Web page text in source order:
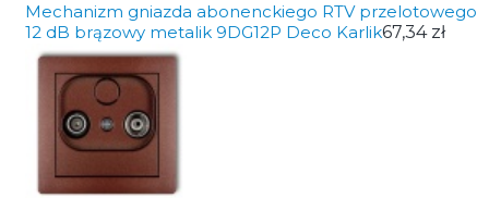
Mechanizm gniazda abonenckiego RTV przelotowego
12 dB brązowy metalik 9DG12P Deco Karlik67,34 zł